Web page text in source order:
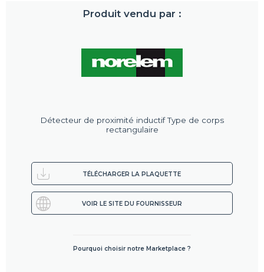
Produit vendu par :
Détecteur de proximité inductif Type de corps
rectangulaire
TÉLÉCHARGER LA PLAQUETTE
VOIR LE SITE DU FOURNISSEUR
Pourquoi choisir notre Marketplace ?